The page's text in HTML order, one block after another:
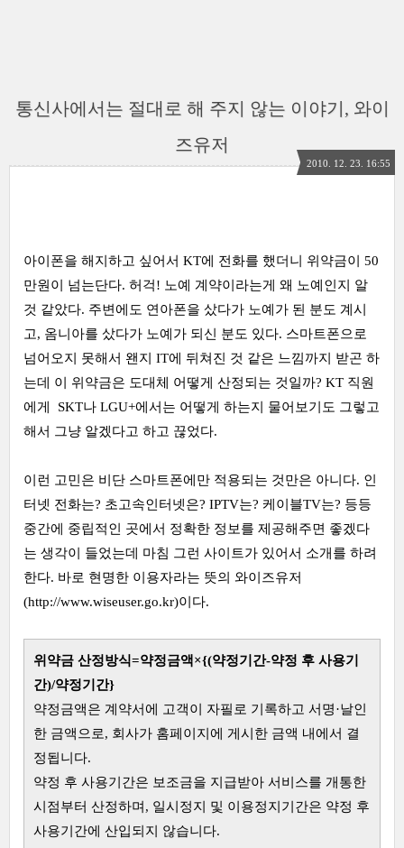
통신사에서는 절대로 해 주지 않는 이야기, 와이
즈유저
2010. 12. 23. 16:55
아이폰을 해지하고 싶어서 KT에 전화를 했더니 위약금이 50
만원이 넘는단다. 허걱! 노예 계약이라는게 왜 노예인지 알
것 같았다. 주변에도 연아폰을 샀다가 노예가 된 분도 계시
고, 옴니아를 샀다가 노예가 되신 분도 있다. 스마트폰으로
넘어오지 못해서 왠지 IT에 뒤쳐진 것 같은 느낌까지 받곤 하
는데 이 위약금은 도대체 어떻게 산정되는 것일까? KT 직원
에게 SKT나 LGU+에서는 어떻게 하는지 물어보기도 그렇고
해서 그냥 알겠다고 하고 끊었다.
이런 고민은 비단 스마트폰에만 적용되는 것만은 아니다. 인
터넷 전화는? 초고속인터넷은? IPTV는? 케이블TV는? 등등
중간에 중립적인 곳에서 정확한 정보를 제공해주면 좋겠다
는 생각이 들었는데 마침 그런 사이트가 있어서 소개를 하려
한다. 바로 현명한 이용자라는 뜻의 와이즈유저
(http://www.wiseuser.go.kr)이다.
위약금 산정방식=약정금액×{(약정기간-약정 후 사용기
간)/약정기간}
약정금액은 계약서에 고객이 자필로 기록하고 서명·날인
한 금액으로, 회사가 홈페이지에 게시한 금액 내에서 결
정됩니다.
약정 후 사용기간은 보조금을 지급받아 서비스를 개통한
시점부터 산정하며, 일시정지 및 이용정지기간은 약정 후
사용기간에 산입되지 않습니다.